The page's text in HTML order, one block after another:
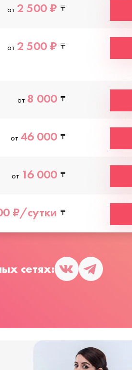
от 2 500 ₽
от 2 500 ₽
от 8 000
от 46 000
от 16 000
₽/сутки
сетях: